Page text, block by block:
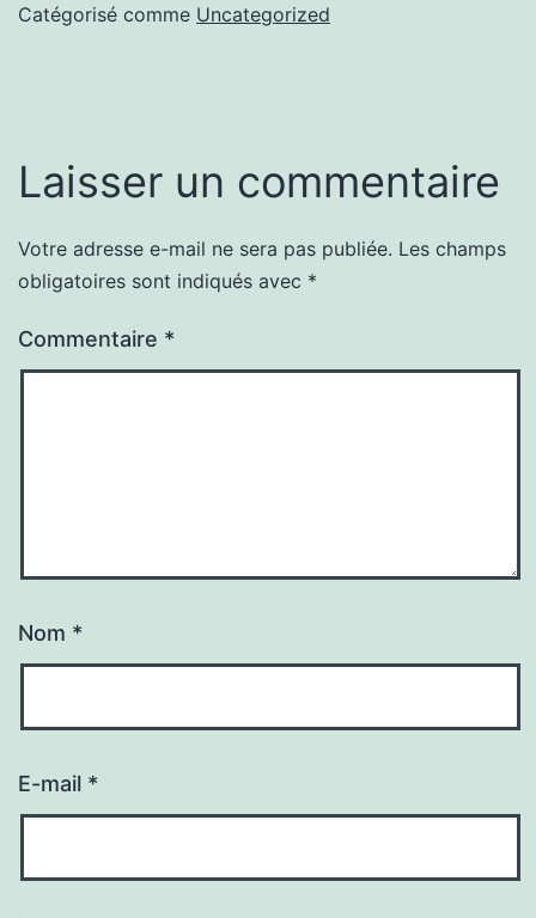
Catégorisé comme Uncategorized
Laisser un commentaire
Votre adresse e-mail ne sera pas publiée. Les champs
obligatoires sont indiqués avec *
Commentaire *
Nom *
E-mail *